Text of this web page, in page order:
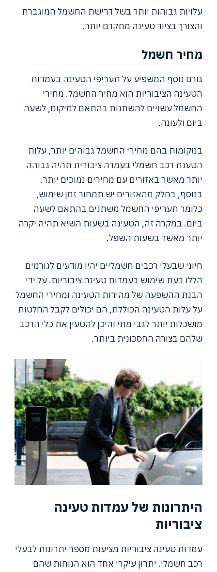
עלויות גבוהות יותר בשל דרישת החשמל המוגברת
והצורך בציוד טעינה מתקדם יותר.
מחיר חשמל
גורם נוסף המשפיע על תעריפי הטעינה בעמדות
הטעינה הציבוריות הוא מחיר החשמל. מחירי
החשמל עשויים להשתנות בהתאם למיקום, לשעה
ביום ולעונה.
במקומות בהם מחירי החשמל גבוהים יותר, עלות
הטענת רכב חשמלי בעמדה ציבורית תהיה גבוהה
יותר מאשר באזורים עם מחירים נמוכים יותר.
בנוסף, בחלק מהאזורים יש תמחור זמן שימוש,
כלומר תעריפי החשמל משתנים בהתאם לשעה
ביום. במקרה זה, הטעינה בשעות השיא תהיה יקרה
יותר מאשר בשעות השפל.
חיוני שבעלי רכבים חשמליים יהיו מודעים לגורמים
הללו בעת שימוש בעמדות טעינה ציבוריות. על ידי
הבנת ההשפעה של מהירות הטעינה ומחירי החשמל
על עלות הטעינה הכוללת, הם יכולים לקבל החלטות
מושכלות יותר לגבי מתי והיכן להטעין את כלי הרכב
שלהם בצורה החסכונית ביותר.
היתרונות של עמדות טעינה
ציבוריות
עמדות טעינה ציבוריות מציעות מספר יתרונות לבעלי
רכב חשמלי. יתרון עיקרי אחד הוא הנוחות שהם